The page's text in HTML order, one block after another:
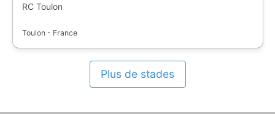
RC Toulon
Toulon - France
Plus de stades